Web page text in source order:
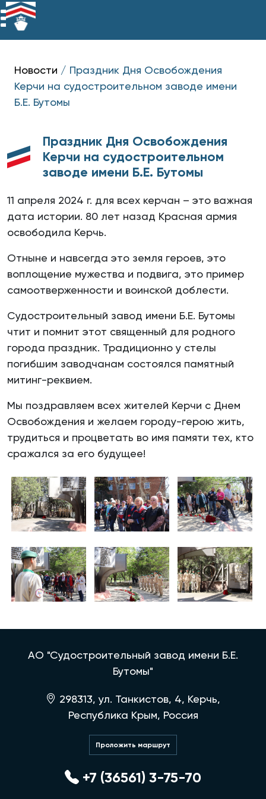
Новости / Праздник Дня Освобождения
Керчи на судостроительном заводе имени
Б.Е. Бутомы
Праздник Дня Освобождения
Керчи на судостроительном
заводе имени Б.Е. Бутомы
11 апреля 2024 г. для всех керчан – это важная
дата истории. 80 лет назад Красная армия
освободила Керчь.
Отныне и навсегда это земля героев, это
воплощение мужества и подвига, это пример
самоотверженности и воинской доблести.
Судостроительный завод имени Б.Е. Бутомы
чтит и помнит этот священный для родного
города праздник. Традиционно у стелы
погибшим заводчанам состоялся памятный
митинг-реквием.
Мы поздравляем всех жителей Керчи с Днем
Освобождения и желаем городу-герою жить,
трудиться и процветать во имя памяти тех, кто
сражался за его будущее!
АО "Судостроительный завод имени Б.Е.
Бутомы"
298313, ул. Танкистов, 4, Керчь,
Республика Крым, Россия
Проложить маршрут
+7 (36561) 3-75-70